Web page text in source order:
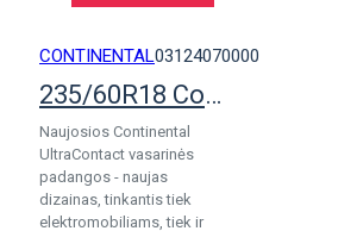
CONTINENTAL03124070000
235/60R18 Continental UltraContact
Naujosios Continental
UltraContact vasarinės
padangos - naujas
dizainas, tinkantis tiek
elektromobiliams, tiek ir